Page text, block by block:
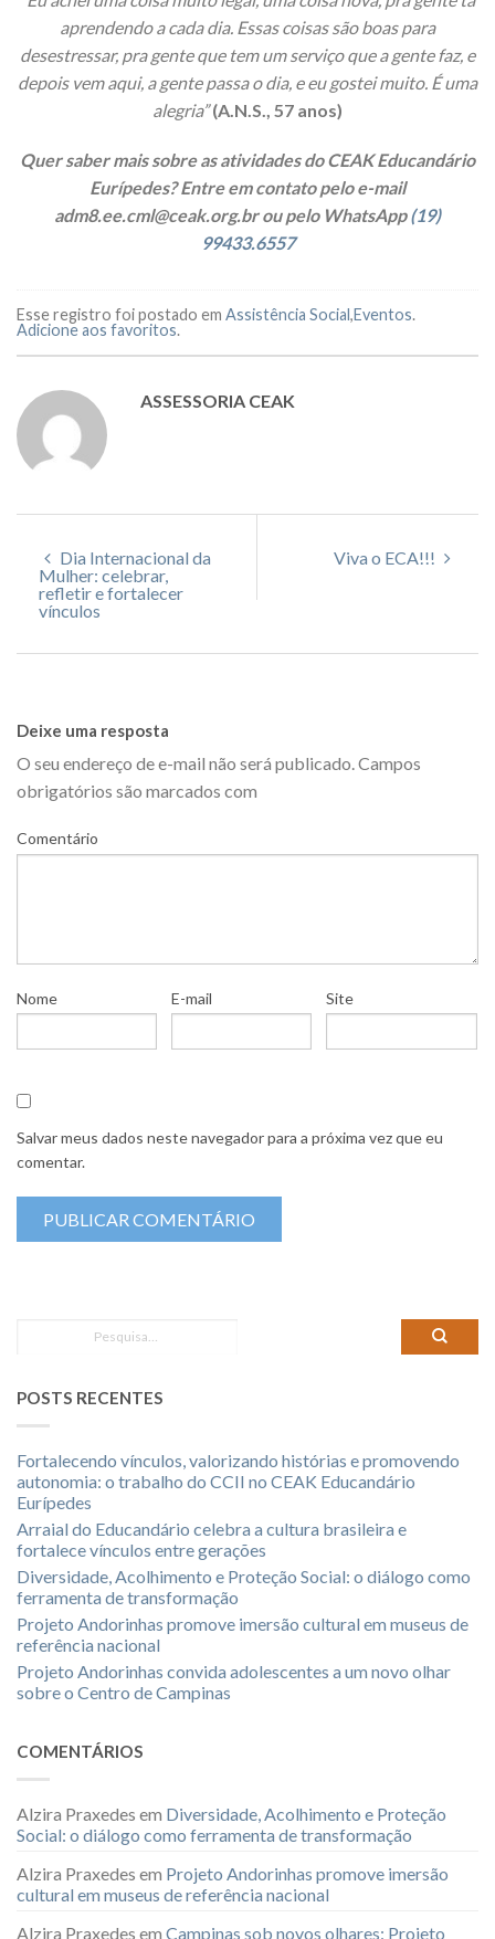
aprendendo a cada dia. Essas coisas são boas para
desestressar, pra gente que tem um serviço que a gente faz, e
depois vem aqui, a gente passa o dia, e eu gostei muito. É uma
alegria” (A.N.S., 57 anos)
Quer saber mais sobre as atividades do CEAK Educandário
Eurípedes? Entre em contato pelo e-mail
adm8.ee.cml@ceak.org.br ou pelo WhatsApp(19)
99433.6557
Esse registro foi postado em Assistência Social ,Eventos.
Adicione aos favoritos.
ASSESSORIA CEAK
Dia Internacional da
Mulher: celebrar,
refletir e fortalecer
vínculos
Viva o ECA!!!
Deixe uma resposta
O seu endereço de e-mail não será publicado.Campos
obrigatórios são marcados com
Comentário
Nome E-mail Site
Salvar meus dados neste navegador para a próxima vez que eu
comentar.
POSTS RECENTES
Fortalecendo vínculos, valorizando histórias e promovendo
autonomia: o trabalho do CCII no CEAK Educandário
Eurípedes
Arraial do Educandário celebra a cultura brasileira e
fortalece vínculos entre gerações
Diversidade, Acolhimento e Proteção Social: o diálogo como
ferramenta de transformação
Projeto Andorinhas promove imersão cultural em museus de
referência nacional
Projeto Andorinhas convida adolescentes a um novo olhar
sobre o Centro de Campinas
COMENTÁRIOS
Alzira Praxedes em Diversidade, Acolhimento e Proteção
Social: o diálogo como ferramenta de transformação
Alzira Praxedes em Projeto Andorinhas promove imersão
cultural em museus de referência nacional
Alzira Praxedes em Campinas sob novos olhares: Projeto